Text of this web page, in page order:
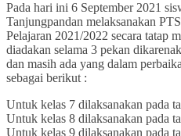
Pada hari ini 6 September 2021
Tanjungpandan melaksanakan
Pelajaran 2021/2022 secara tatap
diadakan selama 3 pekan
dan masih ada yang dalam
sebagai berikut :
Untuk kelas 7 dilaksanakan pada
Untuk kelas 8 dilaksanakan pada
Untuk kelas 9 dilaksanakan pada